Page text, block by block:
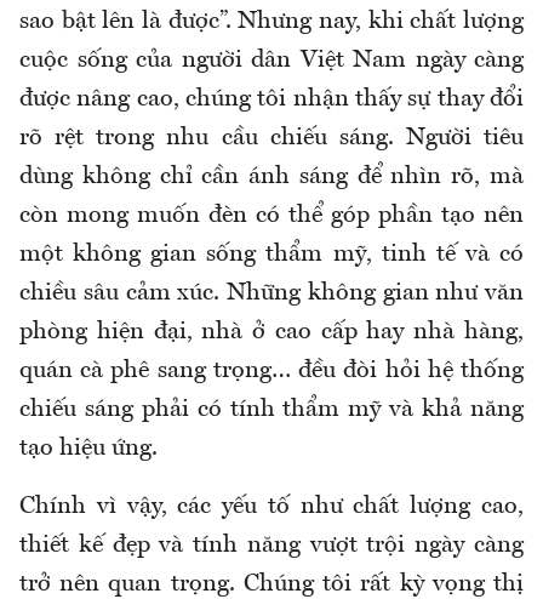
sao bật lên là được”. Nhưng nay, khi chất lượng
cuộc sống của người dân Việt Nam ngày càng
được nâng cao, chúng tôi nhận thấy sự thay đổi
rõ rệt trong nhu cầu chiếu sáng. Người tiêu
dùng không chỉ cần ánh sáng để nhìn rõ, mà
còn mong muốn đèn có thể góp phần tạo nên
một không gian sống thẩm mỹ, tinh tế và có
chiều sâu cảm xúc. Những không gian như văn
phòng hiện đại, nhà ở cao cấp hay nhà hàng,
quán cà phê sang trọng… đều đòi hỏi hệ thống
chiếu sáng phải có tính thẩm mỹ và khả năng
tạo hiệu ứng.
Chính vì vậy, các yếu tố như chất lượng cao,
thiết kế đẹp và tính năng vượt trội ngày càng
trở nên quan trọng. Chúng tôi rất kỳ vọng thị